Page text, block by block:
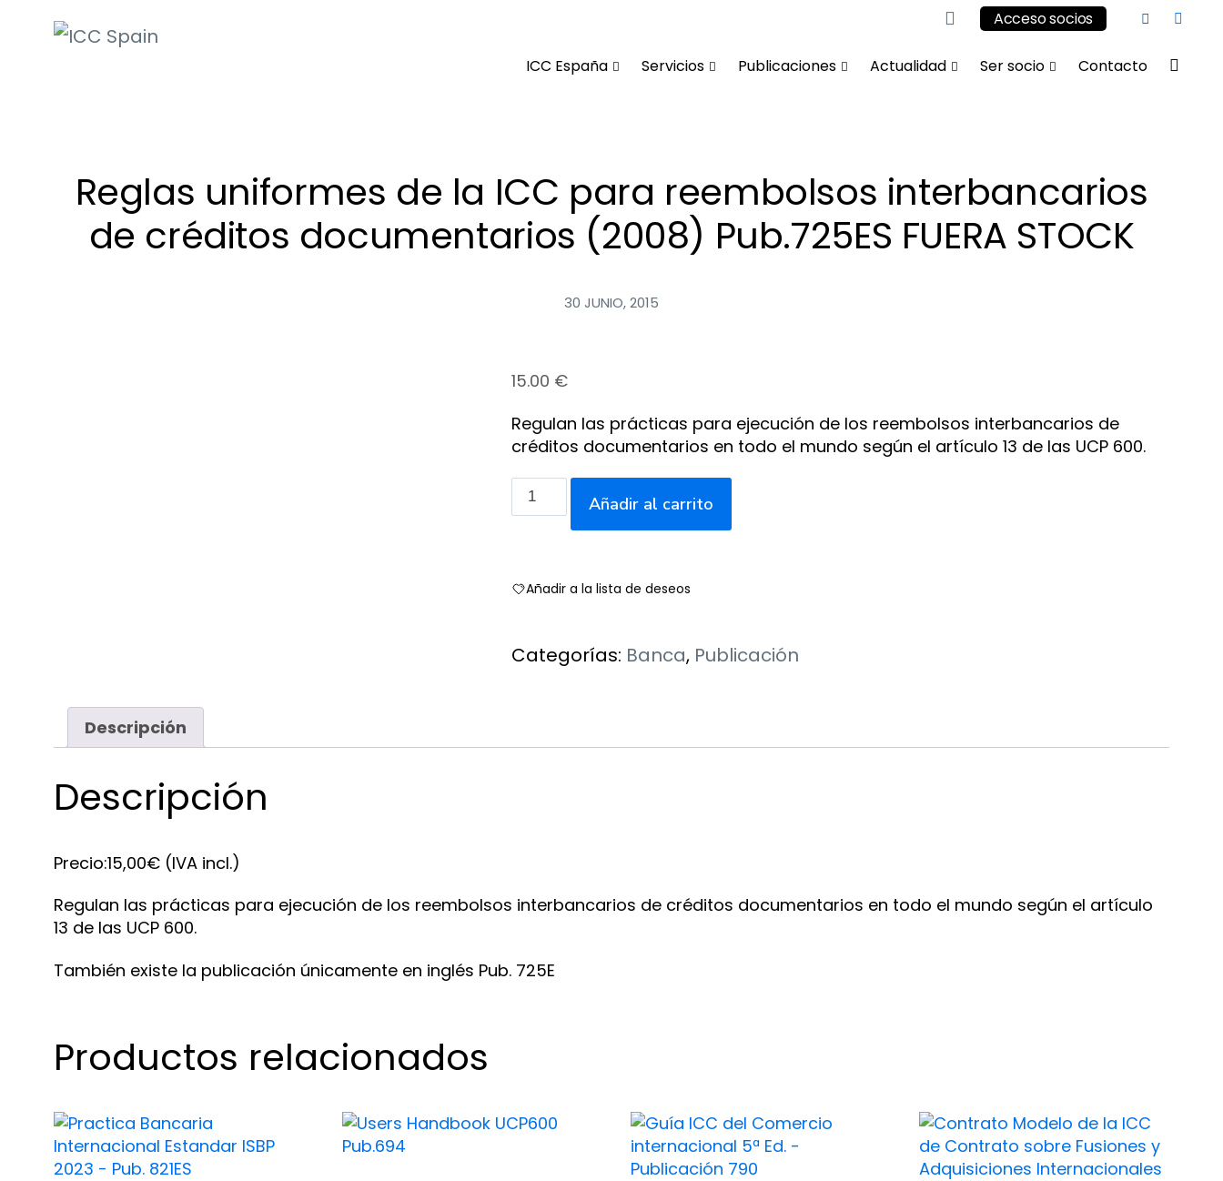
Acceso socios
ICC España Servicios Publicaciones Actualidad Ser socio Contacto
Reglas uniformes de la ICC para reembolsos interbancarios
de créditos documentarios (2008) Pub.725ES FUERA STOCK
30 JUNIO, 2015
15.00 €
Regulan las prácticas para ejecución de los reembolsos interbancarios de
créditos documentarios en todo el mundo según el artículo 13 de las UCP 600.
Reglas
uniformes
la
para
FUERA
Añadir al carrito
Añadir a la lista de deseos
Categorías: Banca, Publicación
Descripción
Descripción
Precio:15,00€ (IVA incl.)
Regulan las prácticas para ejecución de los reembolsos interbancarios de créditos documentarios en todo el mundo según el artículo
13 de las UCP 600.
También existe la publicación únicamente en inglés Pub. 725E
Productos relacionados